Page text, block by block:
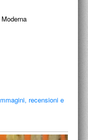
recensioni e